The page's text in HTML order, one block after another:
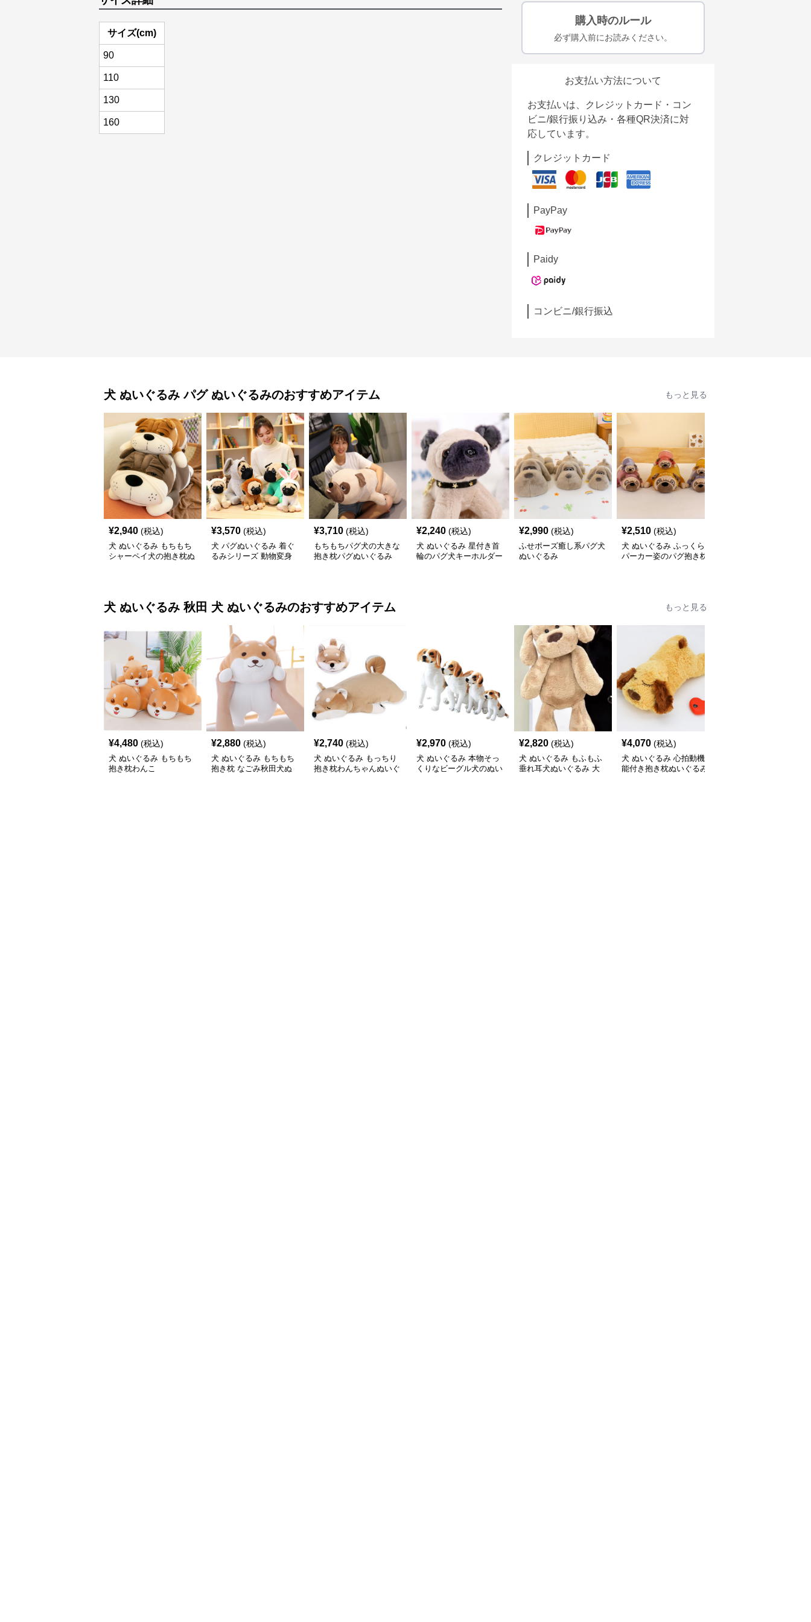
サイズ(cm)
90
110
130
160
購入時のルール
必ず購入前にお読みください。
お支払い方法について
お支払いは、クレジットカード・コン
ビニ/銀行振り込み・各種QR決済に対
応しています。
クレジットカード
PayPay
Paidy
コンビニ/銀行振込
犬 ぬいぐるみ パグ ぬいぐるみのおすすめアイテム もっと見る
¥2,940 (税込)
犬 ぬいぐるみ もちもち
シャーペイ犬の抱き枕ぬ
¥3,570 (税込)
犬 パグぬいぐるみ 着ぐ
るみシリーズ 動物変身
¥3,710 (税込)
もちもちパグ犬の大きな
抱き枕パグぬいぐるみ
¥2,240 (税込)
犬 ぬいぐるみ 星付き首
輪のパグ犬キーホルダー
¥2,990 (税込)
ふせポーズ癒し系パグ犬
ぬいぐるみ
¥2,510 (税込)
犬 ぬいぐるみ ふっくら
パーカー姿のパグ抱き枕
犬 ぬいぐるみ 秋田 犬 ぬいぐるみのおすすめアイテム もっと見る
¥4,480 (税込)
犬 ぬいぐるみ もちもち
抱き枕わんこ
¥2,880 (税込)
犬 ぬいぐるみ もちもち
抱き枕 なごみ秋田犬ぬ
¥2,740 (税込)
犬 ぬいぐるみ もっちり
抱き枕わんちゃんぬいぐ
¥2,970 (税込)
犬 ぬいぐるみ 本物そっ
くりなビーグル犬のぬい
¥2,820 (税込)
犬 ぬいぐるみ もふもふ
垂れ耳犬ぬいぐるみ 大
¥4,070 (税込)
犬 ぬいぐるみ 心拍動機
能付き抱き枕ぬいぐるみ